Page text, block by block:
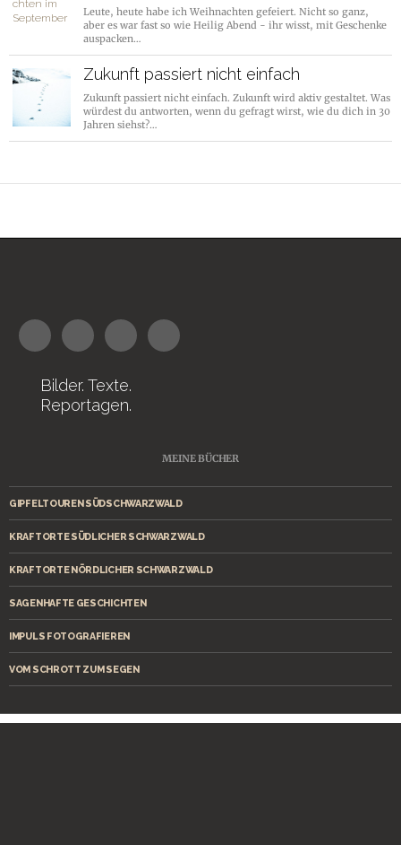
Leute, heute habe ich Weihnachten gefeiert. Nicht so ganz,
aber es war fast so wie Heilig Abend - ihr wisst, mit Geschenke
auspacken…
Zukunft passiert nicht einfach
Zukunft passiert nicht einfach. Zukunft wird aktiv gestaltet. Was
würdest du antworten, wenn du gefragt wirst, wie du dich in 30
Jahren siehst?…
Bilder. Texte.
Reportagen.
MEINE BÜCHER
GIPFELTOUREN SÜDSCHWARZWALD
KRAFTORTE SÜDLICHER SCHWARZWALD
KRAFTORTE NÖRDLICHER SCHWARZWALD
SAGENHAFTE GESCHICHTEN
IMPULS FOTOGRAFIEREN
VOM SCHROTT ZUM SEGEN